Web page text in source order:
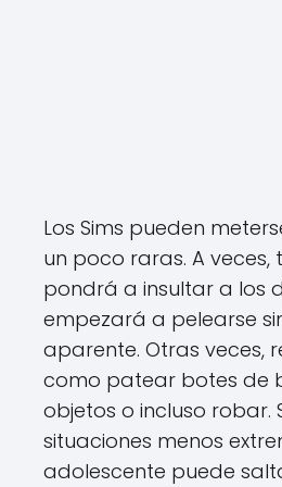
Los Sims pueden
un poco raras. A veces,
pondrá a insultar a los
empezará a pelearse
aparente. Otras veces,
como patear botes de
objetos o incluso robar.
situaciones menos
adolescente puede